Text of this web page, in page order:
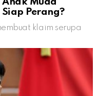
Muda
Perang?
klaim serupa